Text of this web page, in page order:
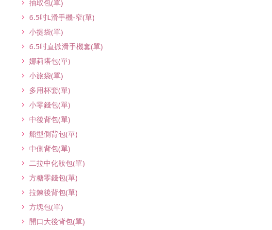
抽取包(單)
6.5吋L滑手機-窄(單)
小提袋(單)
6.5吋直掀滑手機套(單)
娜莉塔包(單)
小旅袋(單)
多用杯套(單)
小零錢包(單)
中後背包(單)
船型側背包(單)
中側背包(單)
二拉中化妝包(單)
方糖零錢包(單)
拉鍊後背包(單)
方塊包(單)
開口大後背包(單)